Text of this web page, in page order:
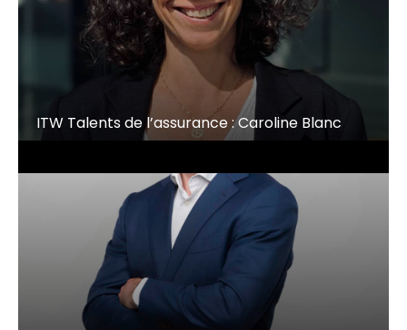
ITW Talents de l’assurance : Caroline Blanc